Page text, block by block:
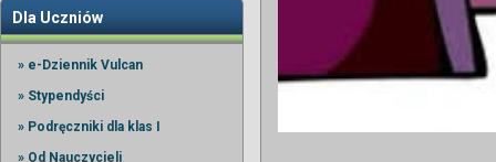
Dla Uczniów
» e-Dziennik Vulcan
» Stypendyści
» Podręczniki dla klas I
» Od Nauczycieli